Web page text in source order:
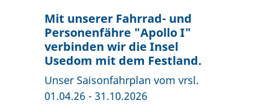
Mit unserer Fahrrad- und
Personenfähre "Apollo I"
verbinden wir die Insel
Usedom mit dem Festland.
Unser Saisonfahrplan vom vrsl.
01.04.26 - 31.10.2026